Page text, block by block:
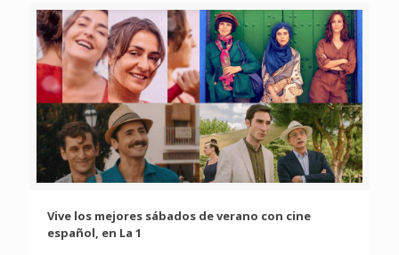
Vive los mejores sábados de verano con cine
español, en La 1